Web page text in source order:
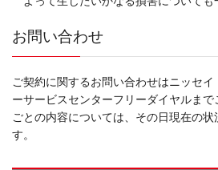
お問い合わせ
ご契約に関するお問い合わせはニッセ
ーサービスセンターフリーダイヤルま
ごとの内容については、その日現在の状
す。